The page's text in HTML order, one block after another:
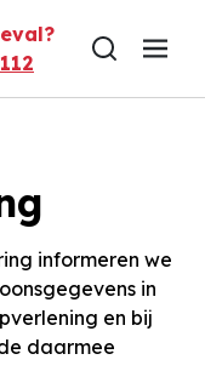
informeren we
in
en bij
daarmee